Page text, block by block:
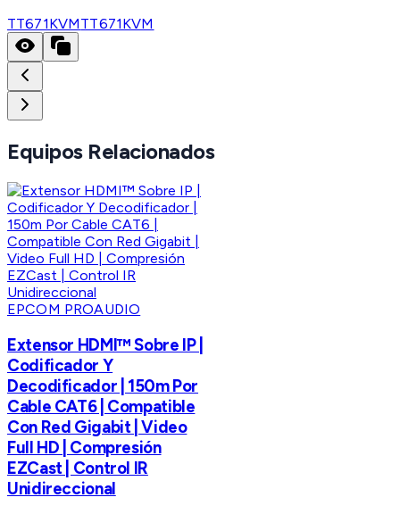
TT671KVMTT671KVM
Equipos Relacionados
EPCOM PROAUDIO
Extensor HDMI™ Sobre IP |
Codificador Y
Decodificador | 150m Por
Cable CAT6 | Compatible
Con Red Gigabit | Video
Full HD | Compresión
EZCast | Control IR
Unidireccional